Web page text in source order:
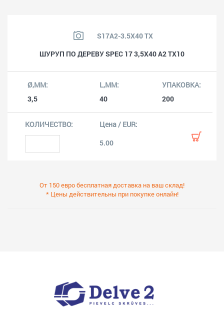
S17A2-3.5X40 TX
ШУРУП ПО ДЕРЕВУ SPEC 17 3,5X40 A2 TX10
3,5 40 200
5.00
От 150 евро бесплатная доставка на ваш склад!
* Цены действительны при покупке онлайн!